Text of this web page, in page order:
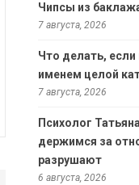
Чипсы из
7 августа, 2026
Что делать, если
именем целой
7 августа, 2026
Психолог
держимся за
разрушают
6 августа, 2026